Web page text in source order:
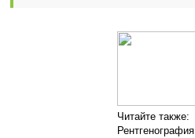
Читайте также:
Рентгенография